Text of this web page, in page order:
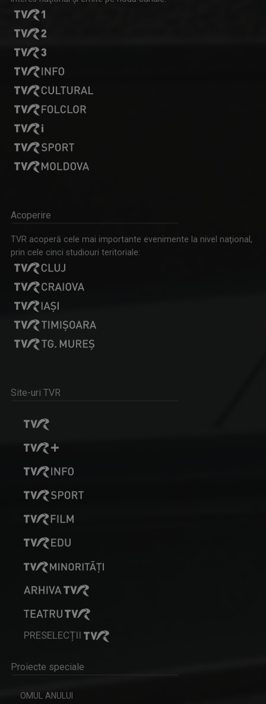
Acoperire
TVR acoperă cele mai importante evenimente la nivel naţional,
prin cele cinci studiouri teritoriale:
Site-uri TVR
PRESELECȚII
Proiecte speciale
OMUL ANULUI